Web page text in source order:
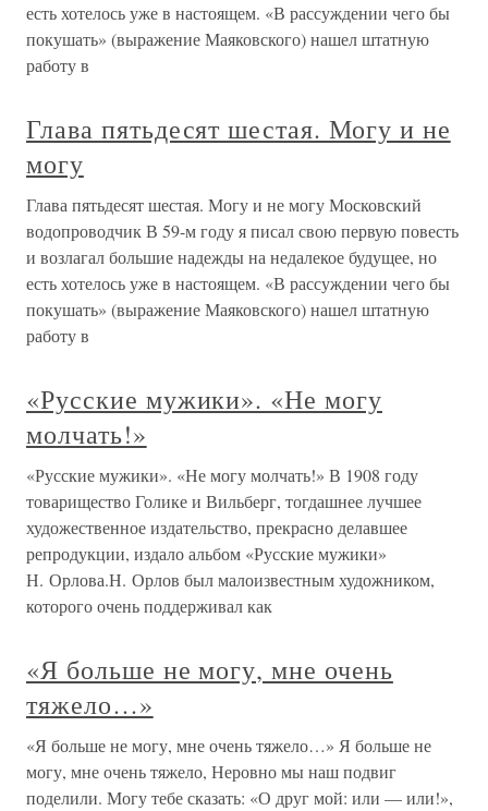
есть хотелось уже в настоящем. «В рассуждении чего бы
покушать» (выражение Маяковского) нашел штатную
работу в
Глава пятьдесят шестая. Могу и не
могу
Глава пятьдесят шестая. Могу и не могу Московский
водопроводчик В 59-м году я писал свою первую повесть
и возлагал большие надежды на недалекое будущее, но
есть хотелось уже в настоящем. «В рассуждении чего бы
покушать» (выражение Маяковского) нашел штатную
работу в
«Русские мужики». «Не могу
молчать!»
«Русские мужики». «Не могу молчать!» В 1908 году
товарищество Голике и Вильберг, тогдашнее лучшее
художественное издательство, прекрасно делавшее
репродукции, издало альбом «Русские мужики»
Н. Орлова.Н. Орлов был малоизвестным художником,
которого очень поддерживал как
«Я больше не могу, мне очень
тяжело…»
«Я больше не могу, мне очень тяжело…» Я больше не
могу, мне очень тяжело, Неровно мы наш подвиг
поделили. Могу тебе сказать: «О друг мой: или — или!»,